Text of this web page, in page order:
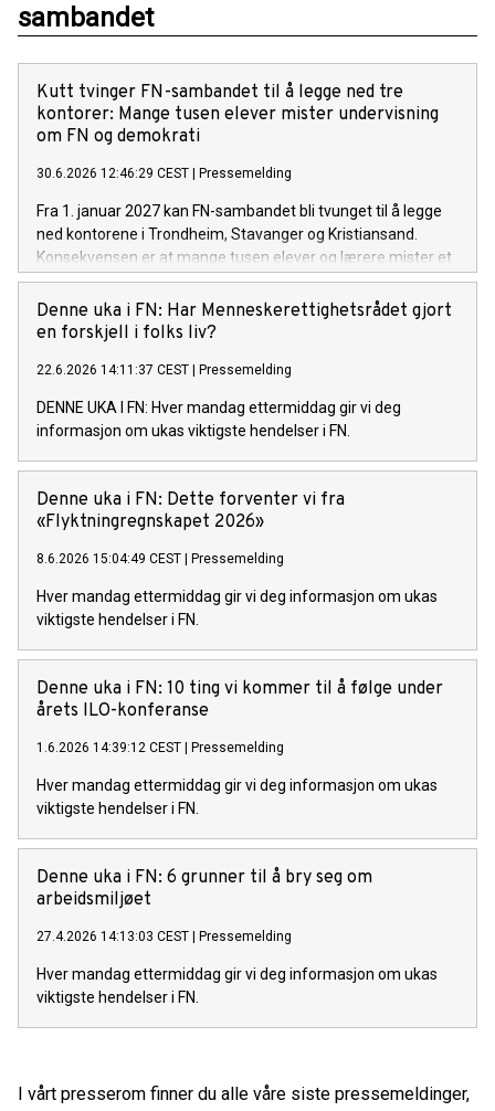
sambandet
Kutt tvinger FN-sambandet til å legge ned tre
kontorer: Mange tusen elever mister undervisning
om FN og demokrati
30.6.2026 12:46:29 CEST Pressemelding
Fra 1. januar 2027 kan FN-sambandet bli tvunget til å legge
ned kontorene i Trondheim, Stavanger og Kristiansand.
Konsekvensen er at mange tusen elever og lærere mister et
undervisningstilbud om FN, demokrati, menneskerettigheter
og bærekraft som i dag brukes av skoler over hele landet.
Bakgrunnen er en nær halvering av organisasjonens statlige
Denne uka i FN: Har Menneskerettighetsrådet gjort
en forskjell i folks liv?
22.6.2026 14:11:37 CEST Pressemelding
DENNE UKA I FN: Hver mandag ettermiddag gir vi deg
informasjon om ukas viktigste hendelser i FN.
Denne uka i FN: Dette forventer vi fra
«Flyktningregnskapet 2026»
8.6.2026 15:04:49 CEST Pressemelding
Hver mandag ettermiddag gir vi deg informasjon om ukas
viktigste hendelser i FN.
Denne uka i FN: 10 ting vi kommer til å følge under
årets ILO-konferanse
1.6.2026 14:39:12 CEST Pressemelding
Hver mandag ettermiddag gir vi deg informasjon om ukas
viktigste hendelser i FN.
Denne uka i FN: 6 grunner til å bry seg om
arbeidsmiljøet
27.4.2026 14:13:03 CEST Pressemelding
Hver mandag ettermiddag gir vi deg informasjon om ukas
viktigste hendelser i FN.
I vårt presserom finner du alle våre siste pressemeldinger,